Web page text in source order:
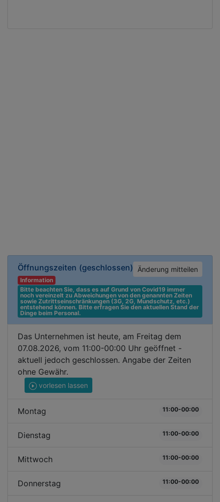
Öffnungszeiten (geschlossen) Änderung mitteilen
Information
Bitte beachten Sie, dass es auf Grund von Covid19 immer
noch vereinzelt zu Abweichungen von den genannten Zeiten
sowie Zutrittseinschränkungen (3G, 2G, Mundschutz, etc.)
entstehend können. Bitte erfragen Sie den aktuellen Stand der
Dinge beim Personal.
Das Unternehmen ist heute, am Freitag dem
07.08.2026, vom 11:00-00:00 Uhr geöffnet -
aktuell jedoch geschlossen. Angabe der Zeiten
ohne Gewähr.
vorlesen lassen
Montag 11:00-00:00
Dienstag 11:00-00:00
Mittwoch 11:00-00:00
Donnerstag 11:00-00:00